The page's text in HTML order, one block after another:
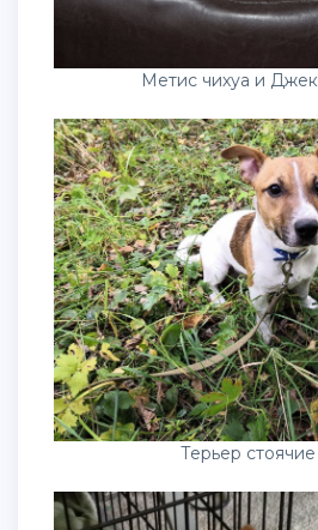
Метис чихуа и
Терьер